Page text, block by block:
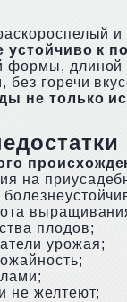
устойчиво к
длиной
горечи
не только
на
плодов;
урожая;
не желтеют;